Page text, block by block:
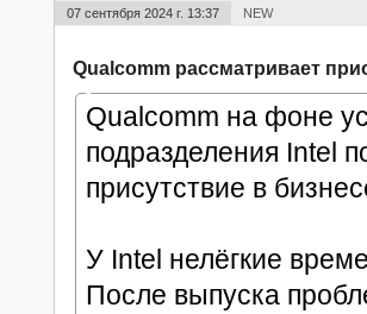
07 сентября 2024 г. 13:37 NEW
Qualcomm рассматривает
Qualcomm на фоне
подразделения Intel
присутствие в
У Intel нелёгкие
После выпуска